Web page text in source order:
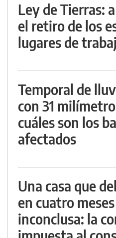
Ley de Tierras:
el retiro de los
lugares de
Temporal de
con 31
cuáles son los
afectados
Una casa que
en cuatro
inconclusa: la